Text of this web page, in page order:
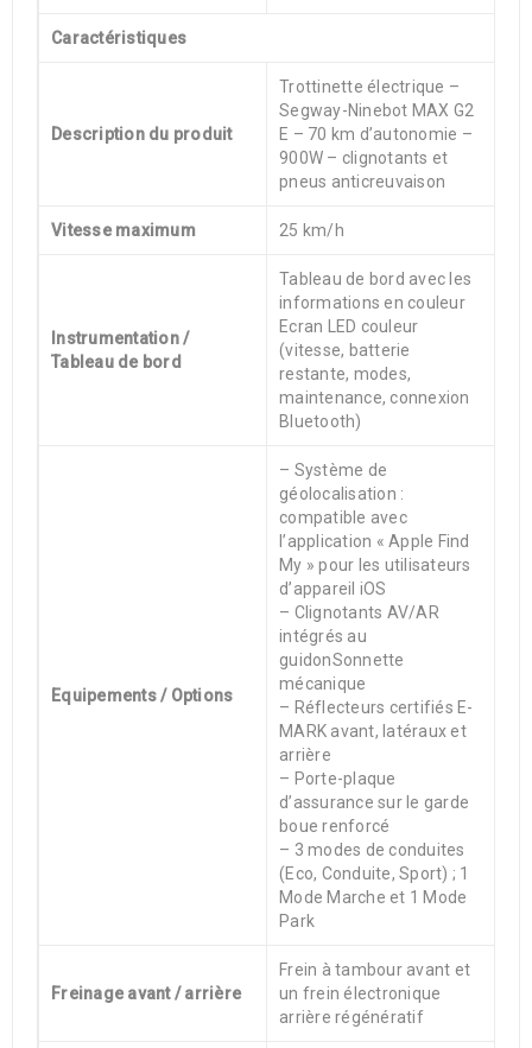
Caractéristiques
Description du produit
Trottinette électrique –
Segway-Ninebot MAX G2
E – 70 km d’autonomie –
900W – clignotants et
pneus anticreuvaison
Vitesse maximum 25 km/h
Instrumentation /
Tableau de bord
Tableau de bord avec les
informations en couleur
Ecran LED couleur
(vitesse, batterie
restante, modes,
maintenance, connexion
Bluetooth)
Equipements / Options
– Système de
géolocalisation :
compatible avec
l’application « Apple Find
My » pour les utilisateurs
d’appareil iOS
– Clignotants AV/AR
intégrés au
guidonSonnette
mécanique
– Réflecteurs certifiés E-
MARK avant, latéraux et
arrière
– Porte-plaque
d’assurance sur le garde
boue renforcé
– 3 modes de conduites
(Eco, Conduite, Sport) ; 1
Mode Marche et 1 Mode
Park
Freinage avant / arrière
Frein à tambour avant et
un frein électronique
arrière régénératif